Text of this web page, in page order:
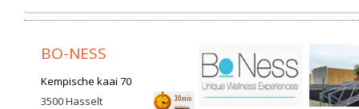
BO-NESS
Kempische kaai 70
3500Hasselt